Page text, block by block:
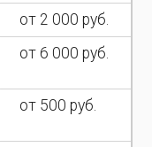
от 2 000 руб.
от 6 000 руб.
от 500 руб.